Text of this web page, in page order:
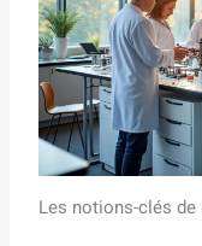
Les notions-clés de